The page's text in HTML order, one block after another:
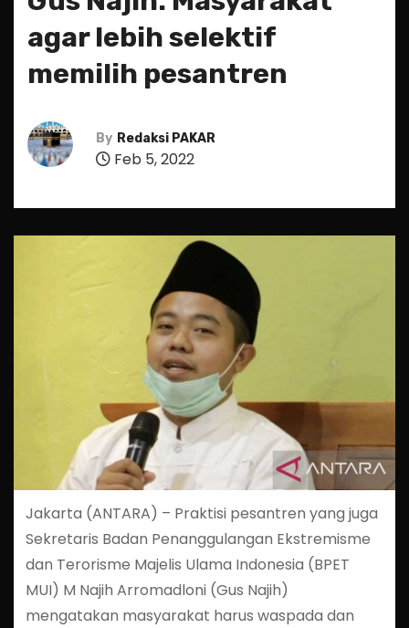
agar lebih selektif
memilih pesantren
By Redaksi PAKAR
Feb 5, 2022
Jakarta (ANTARA) – Praktisi pesantren yang juga
Sekretaris Badan Penanggulangan Ekstremisme
dan Terorisme Majelis Ulama Indonesia (BPET
MUI) M Najih Arromadloni (Gus Najih)
mengatakan masyarakat harus waspada dan